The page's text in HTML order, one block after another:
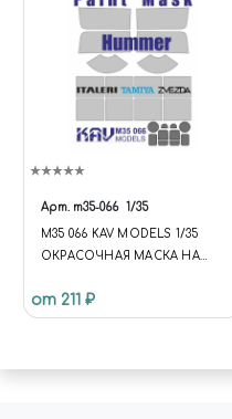
Арт. m35-066 1/35
M35 066 KAV MODELS 1/35
ОКРАСОЧНАЯ МАСКА НА
ЗВЕЗДА)
от 211 ₽